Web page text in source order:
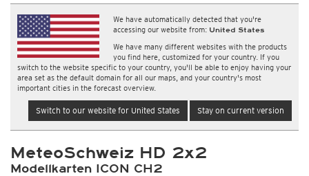
We have automatically detected that you're
accessing our website from: United States
We have many different websites with the products
you find here, customized for your country. If you
switch to the website specific to your country, you'll be able to enjoy having your
area set as the default domain for all our maps, and your country's most
important cities in the forecast overview.
Switch to our website for United States Stay on current version
MeteoSchweiz HD 2x2
Modellkarten ICON CH2